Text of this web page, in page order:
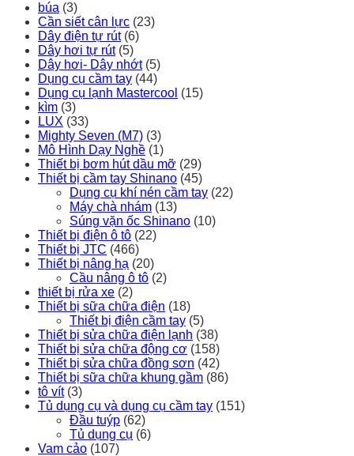
búa (3)
Cần siết cân lực (23)
Dây điện tự rút (6)
Dây hơi tự rút (5)
Dây hơi- Dây nhớt (5)
Dụng cụ cầm tay (44)
Dụng cụ lạnh Mastercool (15)
kìm (3)
LUX (33)
Mighty Seven (M7) (3)
Mô Hình Dạy Nghề (1)
Thiết bị bơm hút dầu mỡ (29)
Thiết bị cầm tay Shinano (45)
Dụng cụ khí nén cầm tay (22)
Máy chà nhám (13)
Súng vặn ốc Shinano (10)
Thiết bị điện ô tô (22)
Thiết bị JTC (466)
Thiết bị nâng hạ (20)
Cầu nâng ô tô (2)
thiết bị rửa xe (2)
Thiết bị sữa chữa điện (18)
Thiết bị điện cầm tay (5)
Thiết bị sửa chữa điện lạnh (38)
Thiết bị sửa chữa động cơ (158)
Thiết bị sửa chữa đồng sơn (42)
Thiết bị sữa chữa khung gầm (86)
tô vít (3)
Tủ dụng cụ và dụng cụ cầm tay (151)
Đầu tuýp (62)
Tủ dụng cụ (6)
Vam cảo (107)